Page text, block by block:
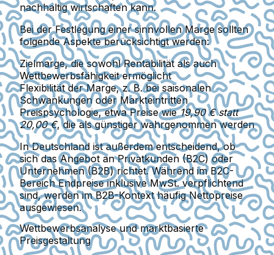
nachhaltig wirtschaften kann.
Bei der Festlegung einer sinnvollen Marge sollten
folgende Aspekte berücksichtigt werden:
Zielmarge, die sowohl Rentabilität als auch
Wettbewerbsfähigkeit ermöglicht
Flexibilität der Marge, z. B. bei saisonalen
Schwankungen oder Markteintritten
Preispsychologie, etwa Preise wie19,90 € statt
20,00 €, die als günstiger wahrgenommen werden
In Deutschland ist außerdem entscheidend, ob
sich das Angebot anPrivatkunden (B2C) oder
Unternehmen (B2B)richtet. Während im B2C-
BereichEndpreise inklusive MwSt.verpflichtend
sind, werden im B2B-Kontext häufigNettopreise
ausgewiesen.
Wettbewerbsanalyse und marktbasierte
Preisgestaltung